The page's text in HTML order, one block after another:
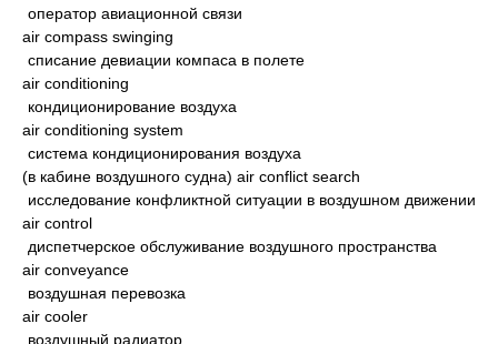
оператор авиационной связи
air compass swinging
списание девиации компаса в полете
air conditioning
кондиционирование воздуха
air conditioning system
система кондиционирования воздуха
(в кабине воздушного судна) air conflict search
исследование конфликтной ситуации в воздушном движении
air control
диспетчерское обслуживание воздушного пространства
air conveyance
воздушная перевозка
air cooler
воздушный радиатор